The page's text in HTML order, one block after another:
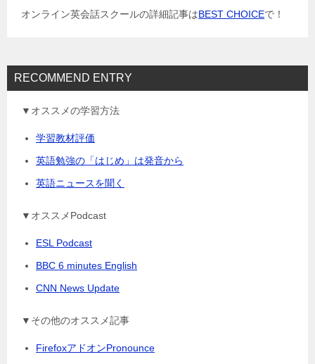
オンライン英会話スクールの詳細記事はBEST CHOICEで！
RECOMMEND ENTRY
▼オススメの学習方法
学習教材評価
英語勉強の「はじめ」は発音から
英語ニュースを聞く
▼オススメPodcast
ESL Podcast
BBC 6 minutes English
CNN News Update
▼その他のオススメ記事
FirefoxアドオンPronounce